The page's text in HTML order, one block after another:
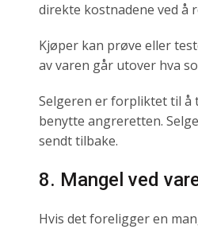
direkte kostnadene ved å
Kjøper kan prøve eller
av varen går utover hva
Selgeren er forpliktet til å
benytte angreretten.
sendt tilbake.
8. Mangel ved
Hvis det foreligger en